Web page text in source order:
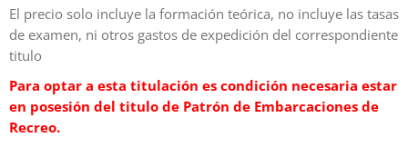
El precio solo incluye la formación teórica, no incluye las tasas
de examen, ni otros gastos de expedición del correspondiente
titulo
Para optar a esta titulación es condición necesaria estar
en posesión del titulo de Patrón de Embarcaciones de
Recreo.